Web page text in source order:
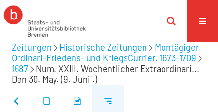
Zeitungen Historische Zeitungen
Montägiger
Ordinari-Friedens- und KriegsCurrier. 1673-1709
1687
Num. XXIII. Wochentlicher Extraordinari...
Den 30. May. (9. Junii.)